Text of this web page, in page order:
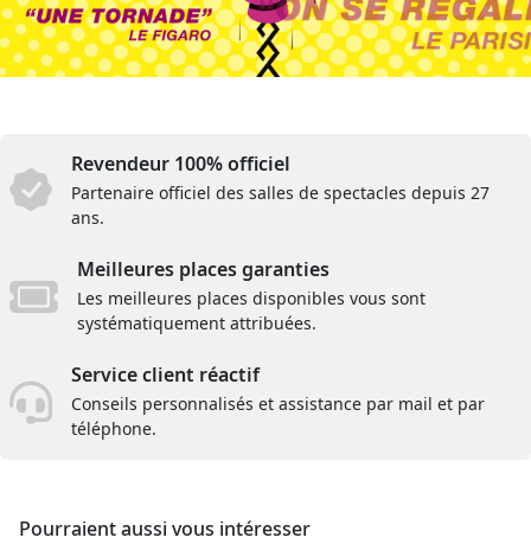
Revendeur 100% officiel
Partenaire officiel des salles de spectacles depuis 27
ans.
Meilleures places garanties
Les meilleures places disponibles vous sont
systématiquement attribuées.
Service client réactif
Conseils personnalisés et assistance par mail et par
téléphone.
Pourraient aussi vous intéresser